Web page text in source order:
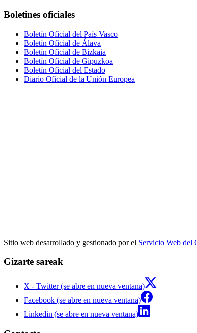
Boletines oficiales
Boletín Oficial del País Vasco
Boletín Oficial de Álava
Boletín Oficial de Bizkaia
Boletín Oficial de Gipuzkoa
Boletín Oficial del Estado
Diario Oficial de la Unión Europea
Sitio web desarrollado y gestionado por el Servicio Web del
Gizarte sareak
X - Twitter (se abre en nueva ventana)
Facebook (se abre en nueva ventana)
Linkedin (se abre en nueva ventana)